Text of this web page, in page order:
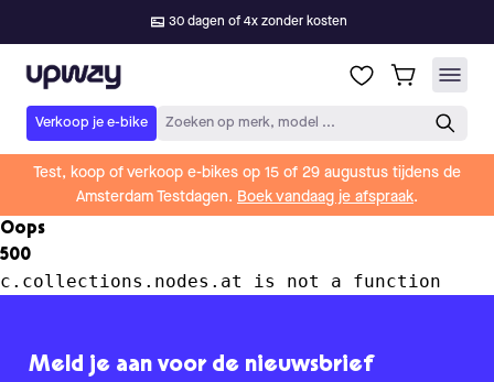
30 dagen of 4x zonder kosten
Upway
Verkoop je e-bike Zoeken op merk, model ...
Test, koop of verkoop e-bikes op 15 of 29 augustus tijdens de
Amsterdam Testdagen. Boek vandaag je afspraak.
Oops
500
c.collections.nodes.at is not a function
Meld je aan voor de nieuwsbrief